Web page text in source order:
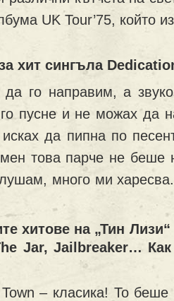
UK Tour’75, който
хит сингъла
го направим, а
пусне и не можах да
да пипна по
това парче не беше
много ми
хитове на „Тин
Jar, Jailbreaker…
– класика! То